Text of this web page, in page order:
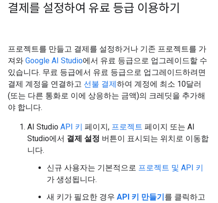
결제를 설정하여 유료 등급 이용하기
프로젝트를 만들고 결제를 설정하거나 기존 프로젝트를 가
져와 Google AI Studio에서 유료 등급으로 업그레이드할 수
있습니다. 무료 등급에서 유료 등급으로 업그레이드하려면
결제 계정을 연결하고 선불 결제하여 계정에 최소 10달러
(또는 다른 통화로 이에 상응하는 금액)의 크레딧을 추가해
야 합니다.
AI Studio API 키 페이지, 프로젝트 페이지 또는 AI
Studio에서 결제 설정 버튼이 표시되는 위치로 이동합
니다.
신규 사용자는 기본적으로 프로젝트 및 API 키
가 생성됩니다.
새 키가 필요한 경우 API 키 만들기를 클릭하고